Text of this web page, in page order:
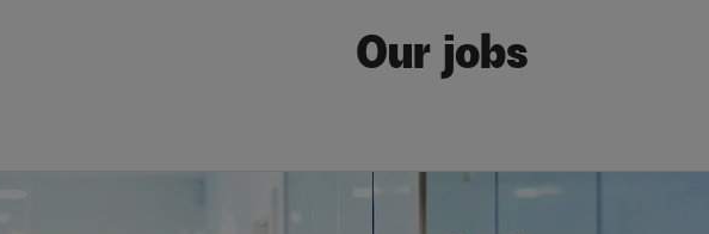
Our jobs